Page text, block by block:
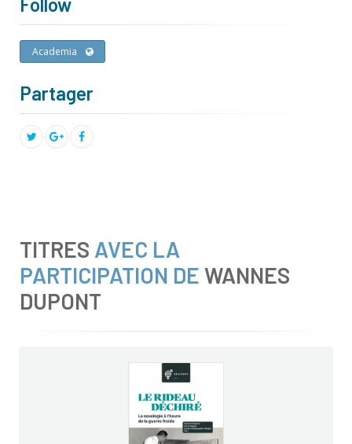
Academia
Partager
TITRES AVEC LA
PARTICIPATION DE WANNES
DUPONT